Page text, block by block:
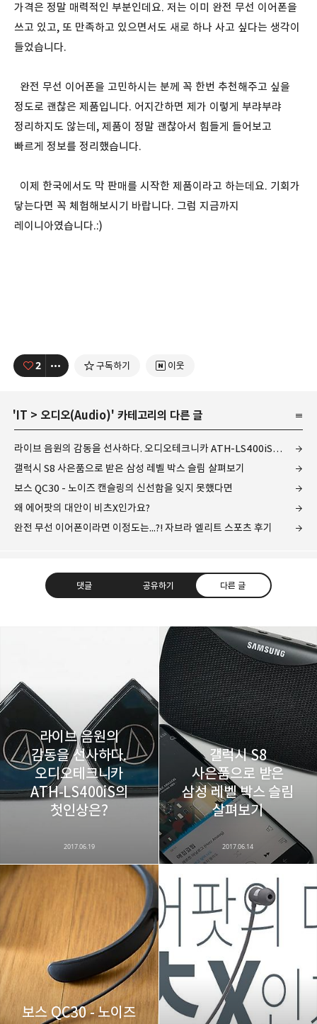
가격은 정말 매력적인 부분인데요. 저는 이미 완전 무선 이어폰을
쓰고 있고, 또 만족하고 있으면서도 새로 하나 사고 싶다는 생각이
들었습니다.
완전 무선 이어폰을 고민하시는 분께 꼭 한번 추천해주고 싶을
정도로 괜찮은 제품입니다. 어지간하면 제가 이렇게 부랴부랴
정리하지도 않는데, 제품이 정말 괜찮아서 힘들게 들어보고
빠르게 정보를 정리했습니다.
이제 한국에서도 막 판매를 시작한 제품이라고 하는데요. 기회가
닿는다면 꼭 체험해보시기 바랍니다. 그럼 지금까지
레이니아였습니다.:)
2 구독하기 이웃
' IT > 오디오(Audio)' 카테고리의 다른 글
라이브 음원의 감동을 선사하다. 오디오테크니카 ATH-LS400iS의 첫인상은?
갤럭시 S8 사은품으로 받은 삼성 레벨 박스 슬림 살펴보기
보스 QC30 - 노이즈 캔슬링의 신선함을 잊지 못했다면
왜 에어팟의 대안이 비츠X인가요?
완전 무선 이어폰이라면 이정도는...?! 자브라 엘리트 스포츠 후기
댓글 공유하기 다른 글
다방면의 깊은 관심과 얕은 이해도를 갖춘 보편적
비주류이자 진화하는 영원한 주변인.
구독하기
구독하기 카카오톡 라인 트위터
카카오스토리 밴드 네이버 블로그
라이브 음원의
감동을 선사하다.
오디오테크니카
ATH-LS400iS의
첫인상은?
2017.06.19
갤럭시 S8
사은품으로 받은
삼성 레벨 박스 슬림
살펴보기
2017.06.14
보스 QC30 - 노이즈